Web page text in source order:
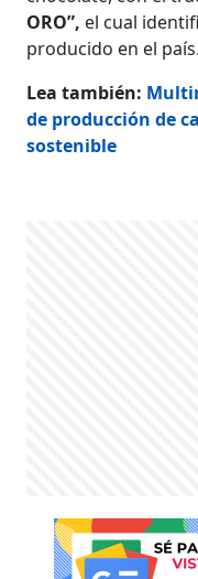
ORO”, el cual
producido en el país.
Lea también:
de producción de
sostenible